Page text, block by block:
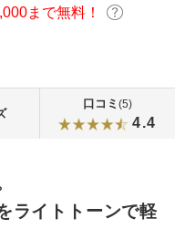
まで無料！
口コミ (5)
4.4
ライトトーンで軽